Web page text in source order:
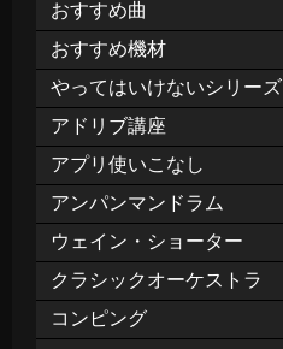
おすすめ曲
おすすめ機材
やってはいけないシリーズ
アドリブ講座
アプリ使いこなし
アンパンマンドラム
ウェイン・ショーター
クラシックオーケストラ
コンピング